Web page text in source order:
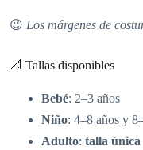
😉 Los márgenes de
📐 Tallas disponibles
Bebé: 2–3 años
Niño: 4–8 años y
Adulto: talla única